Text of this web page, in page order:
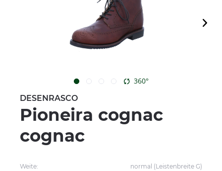
360°
DESENRASCO
Pioneira cognac
cognac
Weite:
normal (Leistenbreite G)